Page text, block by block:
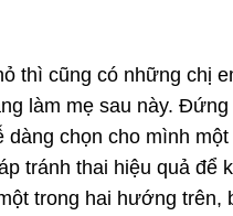
thì cũng có những chị
làm mẹ sau này.
chọn cho mình
tránh thai hiệu quả để
trong hai hướng trên,